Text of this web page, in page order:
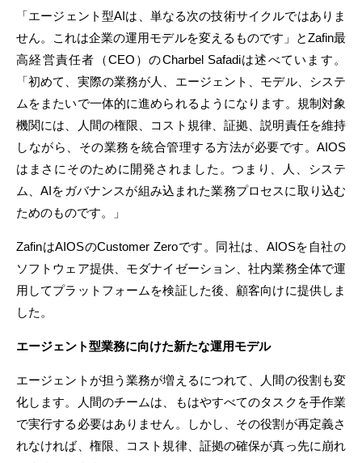
「エージェント型AIは、単なる次の技術サイクルではありま
せん。これは企業の運用モデルを変えるものです」とZafin最
高経営責任者（CEO）のCharbel Safadiは述べています。
「初めて、実際の業務が人、エージェント、モデル、システ
ムをまたいで一体的に進められるようになります。規制対象
機関には、人間の権限、コスト規律、証拠、説明責任を維持
しながら、その業務を統合管理する方法が必要です。AIOS
はまさにそのために開発されました。つまり、人、システ
ム、AIをガバナンスが組み込まれた業務プロセスに取り込む
ためのものです。」
ZafinはAIOSのCustomer Zeroです。同社は、AIOSを自社の
ソフトウェア提供、モダナイゼーション、社内業務全体で運
用してプラットフォームを検証した後、顧客向けに提供しま
した。
エージェント型業務に向けた新たな運用モデル
エージェントが担う業務が増えるにつれて、人間の役割も変
化します。人間のチームは、もはやすべてのタスクを手作業
で実行する必要はありません。しかし、その役割が再定義さ
れなければ、権限、コスト規律、証拠の確保が真っ先に崩れ